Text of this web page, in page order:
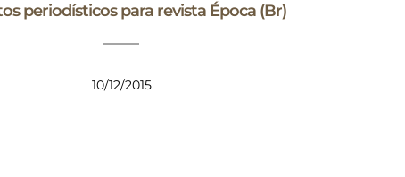
periodísticos para revista Época (Br)
10/12/2015